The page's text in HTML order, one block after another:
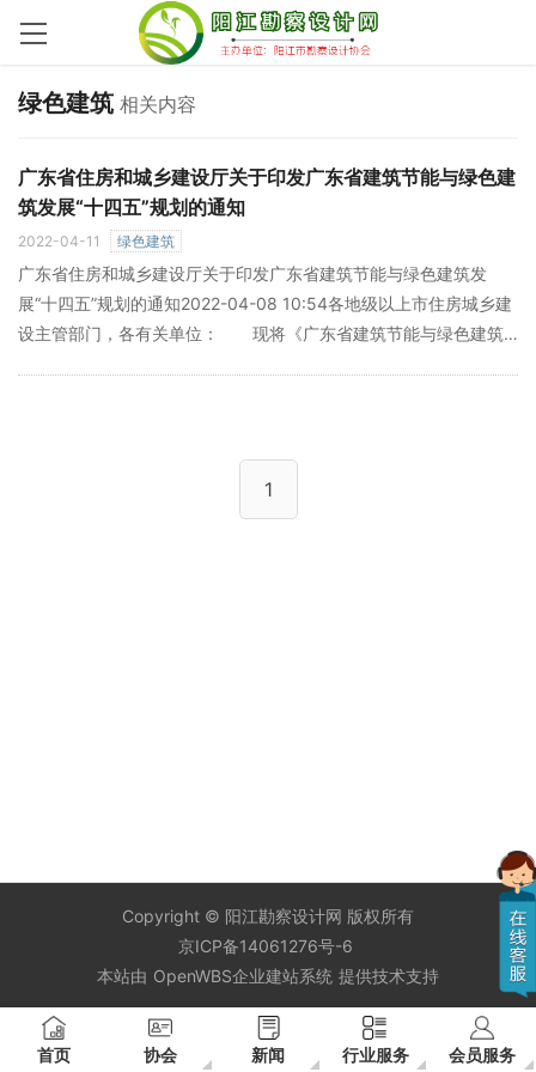
首页 协会 新闻 行业服务 会员服务
绿色建筑 相关内容
广东省住房和城乡建设厅关于印发广东省建筑节能与绿色建
筑发展“十四五”规划的通知
2022-04-11 绿色建筑
广东省住房和城乡建设厅关于印发广东省建筑节能与绿色建筑发
展“十四五”规划的通知2022-04-08 10:54各地级以上市住房城乡建
设主管部门，各有关单位： 现将《广东省建筑节能与绿色建筑
1
Copyright © 阳江勘察设计网 版权所有
京ICP备14061276号-6
本站由 OpenWBS企业建站系统 提供技术支持